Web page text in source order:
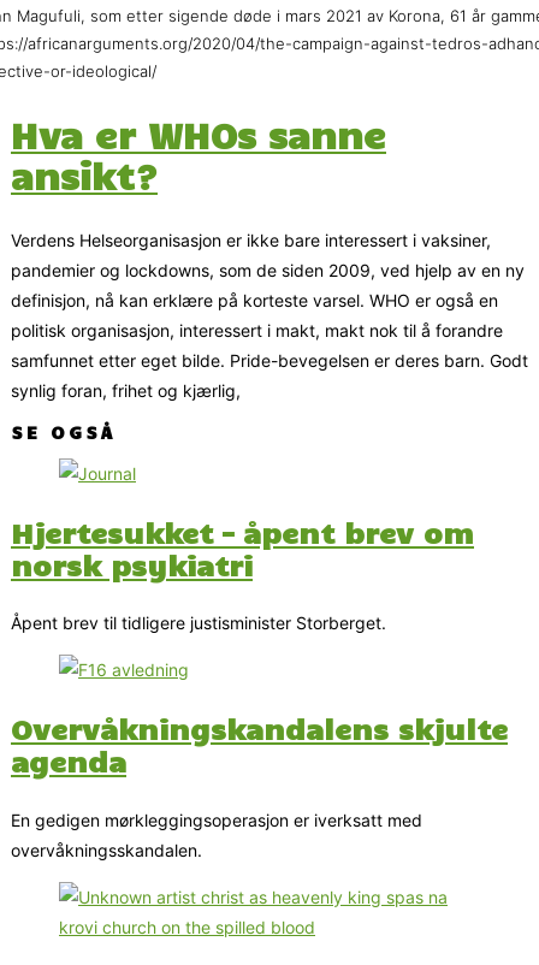
Magufuli, som etter sigende døde i mars 2021 av Korona, 61 år
africanarguments.org/2020/04/the-campaign-against-tedros-
or-ideological/
Hva er WHOs sanne
ansikt?
Verdens Helseorganisasjon er ikke bare interessert i vaksiner,
pandemier og lockdowns, som de siden 2009, ved hjelp av en ny
definisjon, nå kan erklære på korteste varsel. WHO er også en
politisk organisasjon, interessert i makt, makt nok til å forandre
samfunnet etter eget bilde. Pride-bevegelsen er deres barn. Godt
synlig foran, frihet og kjærlig,
SE OGSÅ
Hjertesukket – åpent brev om
norsk psykiatri
Åpent brev til tidligere justisminister Storberget.
Overvåkningskandalens skjulte
agenda
En gedigen mørkleggingsoperasjon er iverksatt med
overvåkningsskandalen.